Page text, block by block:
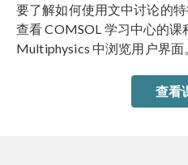
要了解如何使用文中讨论的
查看 COMSOL 学习中心的课
Multiphysics 中浏览用户界面
查看